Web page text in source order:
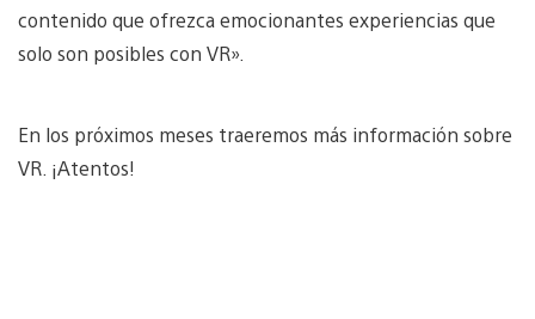
contenido que ofrezca emocionantes experiencias que
solo son posibles con VR».
En los próximos meses traeremos más información sobre
VR. ¡Atentos!